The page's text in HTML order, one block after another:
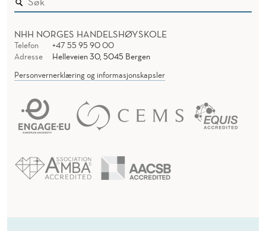
NHH NORGES HANDELSHØYSKOLE
Telefon
+47 55 95 90 00
Adresse
Helleveien 30, 5045 Bergen
Personvernerklæring og informasjonskapsler